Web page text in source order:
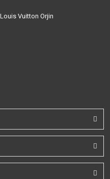
Vuitton Orjin